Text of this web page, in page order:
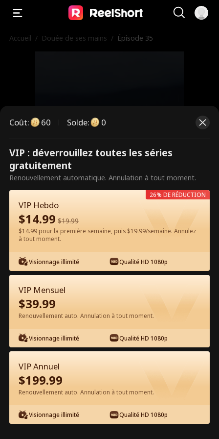
Accueil / Douée de ses mains / Épisode 35
Ce sont des épisodes payants.
Débloquez pour regarder.
60 Débloquer maintenant
Épisode 35 - Douée de ses mains Film
complet
0-49 50-53 Tous les épisodes
35
Coût: 60 Solde: 0
VIP : déverrouillez toutes les séries
gratuitement
Renouvellement automatique. Annulation à tout moment.
VIP Hebdo
$14.99 $19.99
$14.99 pour la première semaine, puis $19.99/semaine. Annulez
à tout moment.
Visionnage illimité Qualité HD 1080p
26% DE RÉDUCTION
VIP Mensuel
$39.99
Renouvellement auto. Annulation à tout moment.
Visionnage illimité Qualité HD 1080p
VIP Annuel
$199.99
Renouvellement auto. Annulation à tout moment.
Visionnage illimité Qualité HD 1080p